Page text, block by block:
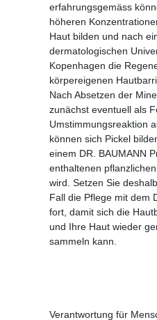
erfahrungsgemäss
höheren
Haut bilden und nach
dermatologischen
Kopenhagen die
körpereigenen
Nach Absetzen der
zunächst eventuell als
Umstimmungsreaktion
können sich Pickel
einem DR. BAUMANN
enthaltenen
wird. Setzen Sie
Fall die Pflege mit dem
fort, damit sich die
und Ihre Haut wieder
sammeln kann.
Verantwortung für